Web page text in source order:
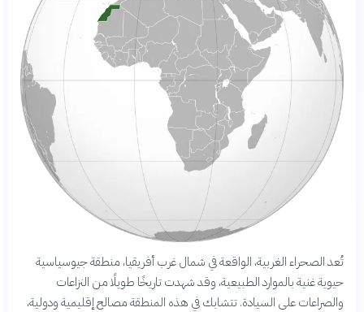
تُعد الصحراء الغربية، الواقعة في شمال غرب أفريقيا، منطقة جيوسياسية
حيوية غنية بالموارد الطبيعية، وقد شهدت تاريخًا طويلًا من النزاعات
والصراعات على السيادة. تتشابك في هذه المنطقة مصالح إقليمية ودولية،